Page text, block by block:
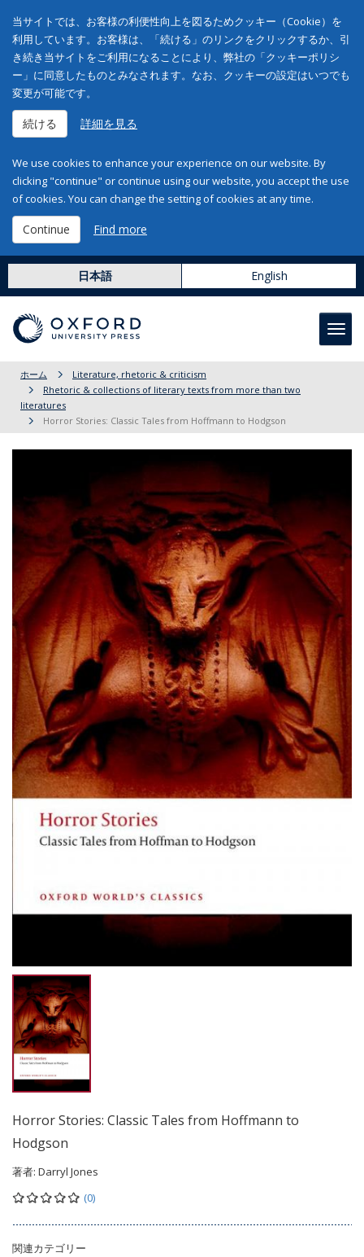
当サイトでは、お客様の利便性向上を図るためクッキー（Cookie）を
利用しています。お客様は、「続ける」のリンクをクリックするか、引
き続き当サイトをご利用になることにより、弊社の「クッキーポリシ
ー」に同意したものとみなされます。なお、クッキーの設定はいつでも
変更が可能です。
続ける 詳細を見る
We use cookies to enhance your experience on our website. By
clicking "continue" or continue using our website, you accept the use
of cookies. You can change the setting of cookies at any time.
Continue Find more
日本語 English
ホーム
Literature, rhetoric & criticism
Rhetoric & collections of literary texts from more than two
literatures
Horror Stories: Classic Tales from Hoffmann to Hodgson
Horror Stories: Classic Tales from Hoffmann to
Hodgson
著者: Darryl Jones
(0)
関連カテゴリー